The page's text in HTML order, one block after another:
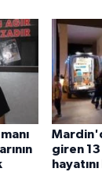
giren 13